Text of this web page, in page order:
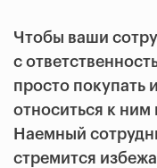
Чтобы ваши
с
просто покупать
относиться к ним
Наемный
стремится